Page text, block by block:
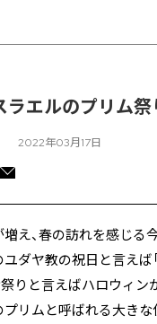
エルのプリム祭
2022年03月17日
え、春の訪れを感じる
ダヤ教の祝日と言えば「
りと言えばハロウィン
リムと呼ばれる大きな